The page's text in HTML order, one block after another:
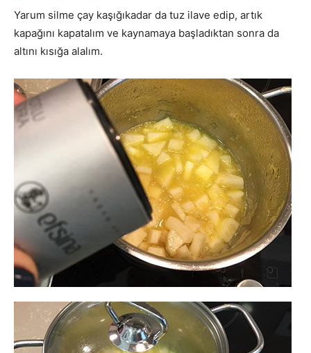
Yarum silme çay kaşığıkadar da tuz ilave edip, artık
kapağını kapatalım ve kaynamaya başladıktan sonra da
altını kısığa alalım.